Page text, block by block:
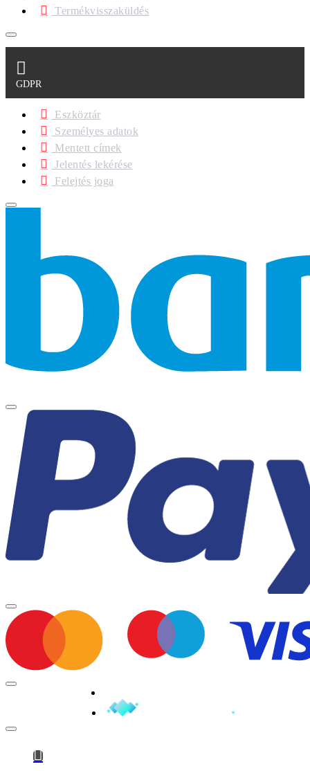
Termékvisszaküldés
GDPR
Eszköztár
Személyes adatok
Mentett címek
Jelentés lekérése
Felejtés joga